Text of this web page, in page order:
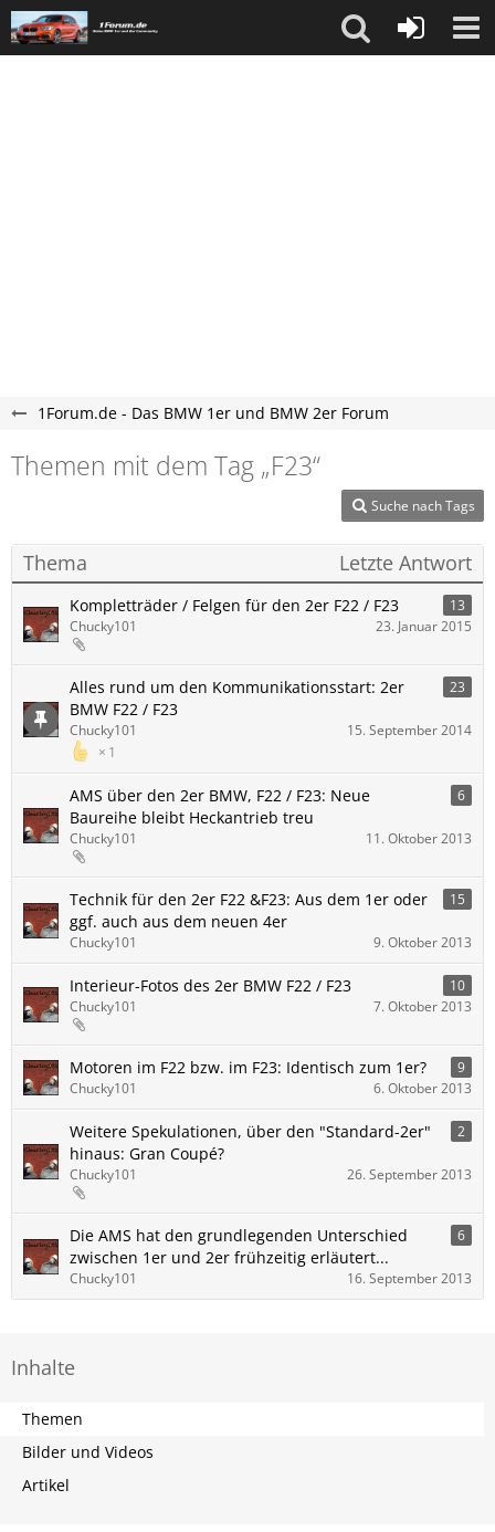
1Forum.de - Das BMW 1er und BMW 2er Forum
Themen mit dem Tag „F23“
Suche nach Tags
Thema Letzte Antwort
Kompletträder / Felgen für den 2er F22 / F23
13
Chucky101
23. Januar 2015
Alles rund um den Kommunikationsstart: 2er
BMW F22 / F23
23
1
Chucky101 15. September 2014
AMS über den 2er BMW, F22 / F23: Neue
Baureihe bleibt Heckantrieb treu
6
Chucky101 11. Oktober 2013
Technik für den 2er F22 &F23: Aus dem 1er oder
ggf. auch aus dem neuen 4er
15
Chucky101 9. Oktober 2013
Interieur-Fotos des 2er BMW F22 / F23
10
Chucky101
7. Oktober 2013
Motoren im F22 bzw. im F23: Identisch zum 1er?
9
Chucky101
6. Oktober 2013
Weitere Spekulationen, über den "Standard-2er"
hinaus: Gran Coupé?
2
Chucky101 26. September 2013
Die AMS hat den grundlegenden Unterschied
zwischen 1er und 2er frühzeitig erläutert...
6
Chucky101 16. September 2013
Inhalte
Themen
Bilder und Videos
Artikel